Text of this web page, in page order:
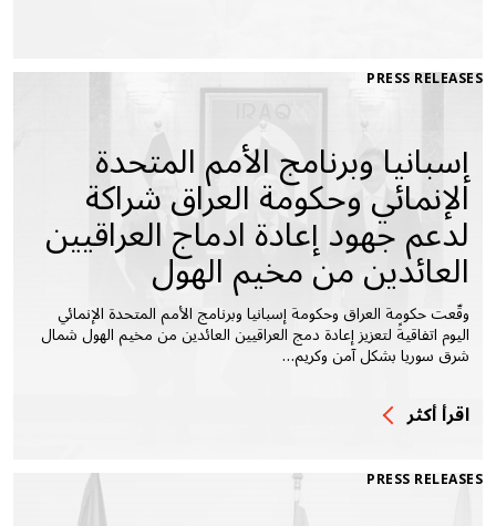
PRESS RELEASES
إسبانيا وبرنامج الأمم المتحدة
الإنمائي وحكومة العراق شراكة
لدعم جهود إعادة ادماج العراقيين
العائدين من مخيم الهول
وقّعت حكومة العراق وحكومة إسبانيا وبرنامج الأمم المتحدة الإنمائي
اليوم اتفاقيةً لتعزيز إعادة دمج العراقيين العائدين من مخيم الهول شمال
شرق سوريا بشكل آمن وكريم…
اقرأ أكثر
PRESS RELEASES